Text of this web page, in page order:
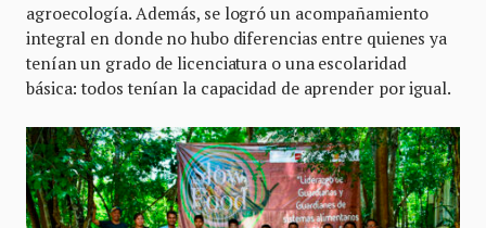
agroecología. Además, se logró un acompañamiento
integral en donde no hubo diferencias entre quienes ya
tenían un grado de licenciatura o una escolaridad
básica: todos tenían la capacidad de aprender por igual.